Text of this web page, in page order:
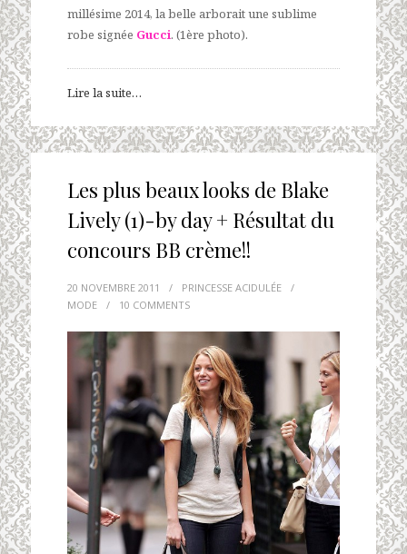
millésime 2014, la belle arborait une sublime
robe signée Gucci. (1ère photo).
Lire la suite…
Les plus beaux looks de Blake
Lively (1)-by day + Résultat du
concours BB crème!!
20 NOVEMBRE 2011 / PRINCESSE ACIDULÉE
/
MODE
/ 10 COMMENTS